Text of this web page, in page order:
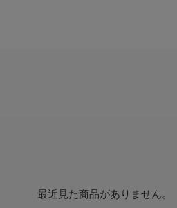
最近見た商品がありません。